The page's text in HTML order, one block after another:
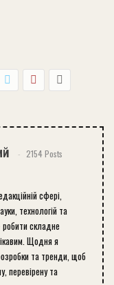
2154 Posts
сфері,
технологій та
складне
Щодня я
та тренди, щоб
перевірену та